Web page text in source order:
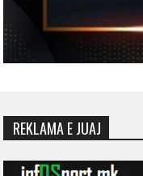
REKLAMA E JUAJ